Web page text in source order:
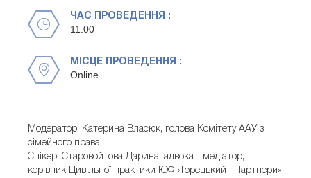
ЧАС ПРОВЕДЕННЯ :
11:00
МІСЦЕ ПРОВЕДЕННЯ :
Online
Модератор: Катерина Власюк, голова Комітету ААУ з
сімейного права.
Спікер: Старовойтова Дарина, адвокат, медіатор,
керівник Цивільної практики ЮФ «Горецький і Партнери»